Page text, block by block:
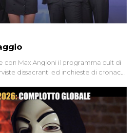
con Max Angioni il programma cult di
dissacranti ed inchieste di cronaca